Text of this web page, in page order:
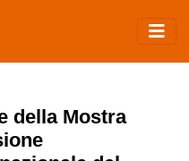
della Mostra